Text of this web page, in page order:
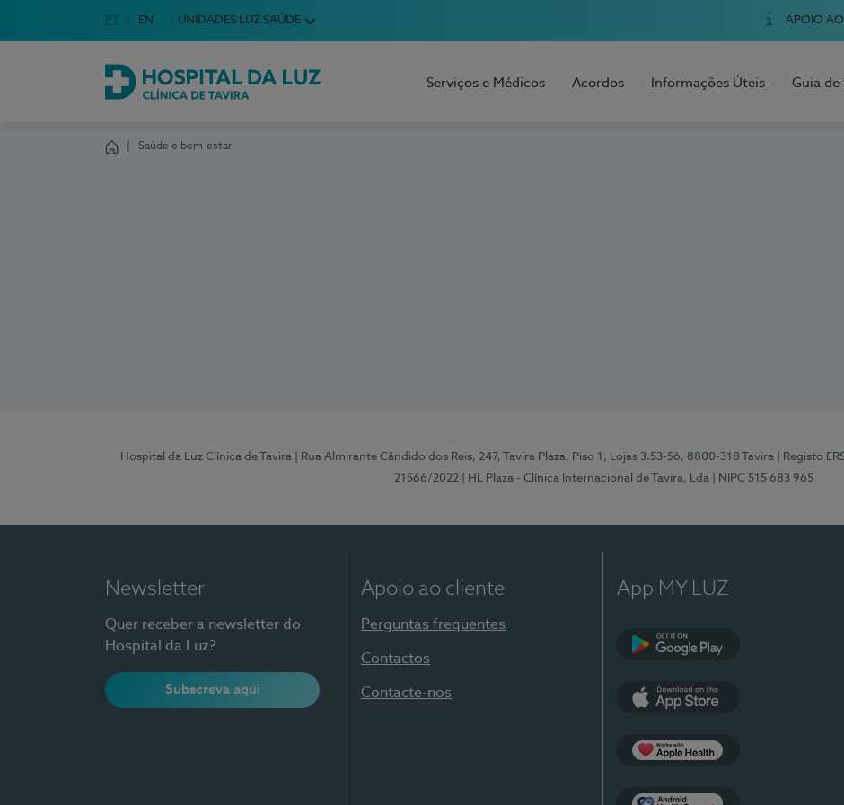
Escolha o seu idioma
Idioma em Português
PT English Language
EN UNIDADES LUZ SAÚDE APOIO AO
Hospital da Luz Clínica de Tavira
Serviços e Médicos Acordos Informações Úteis Guia de
Saúde e bem-estar
Hospital da Luz Clínica de Tavira | Rua Almirante Cândido dos Reis, 247, Tavira Plaza, Piso 1, Lojas 3.53-56, 8800-318 Tavira | Registo
21566/2022
| HL Plaza - Clínica Internacional de Tavira, Lda | NIPC 515 683 965
Newsletter
Quer receber a newsletter do
Hospital da Luz?
Subscreva aqui
Apoio ao cliente
Perguntas frequentes
Contactos
Contacte-nos
App MY LUZ